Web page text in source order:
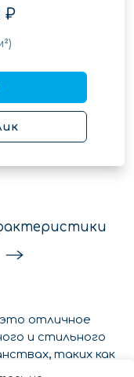
₽
отличное
и стильного
таких как
дорожки. Она